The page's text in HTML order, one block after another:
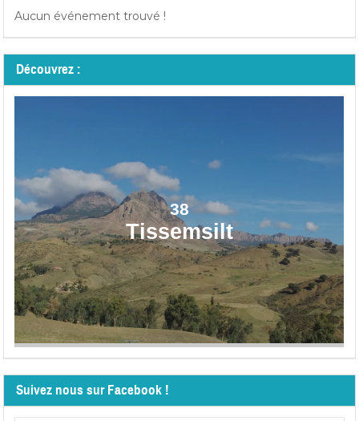
Aucun événement trouvé !
Découvrez :
38
Tissemsilt
Suivez nous sur Facebook !